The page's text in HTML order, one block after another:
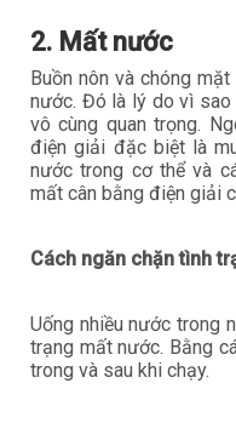
2. Mất nước
Buồn nôn và chóng
nước. Đó là lý do vì
vô cùng quan trọng.
điện giải đặc biệt là
nước trong cơ thể và
mất cân bằng điện giải
Cách ngăn chặn tình
Uống nhiều nước trong
trạng mất nước. Bằng
trong và sau khi chạy.